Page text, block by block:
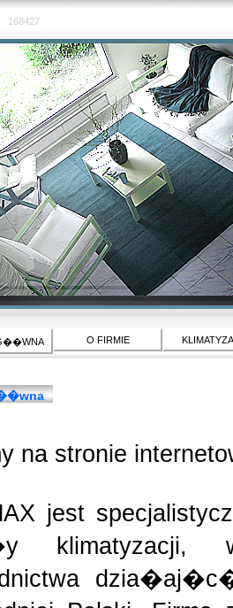
168427
O FIRMIE
na stronie
jest
klimatyzacji,